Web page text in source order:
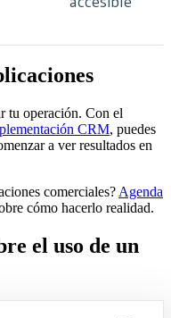
tu operación. Con el
CRM, puedes
a ver resultados en
comerciales? Agenda
cómo hacerlo realidad.
el uso de un